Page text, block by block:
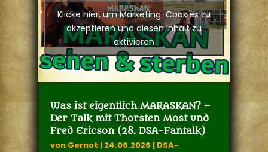
Klicke hier, um Marketing-Cookies zu
akzeptieren und diesen Inhalt zu
aktivieren
Was ist eigentlich MARASKAN? –
Der Talk mit Thorsten Most und
Fred Ericson (28. DSA-Fantalk)
von Gernot | 24.06.2026 | DSA-